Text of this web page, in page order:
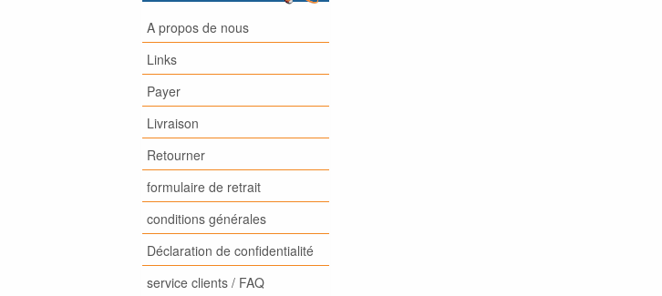
A propos de nous
Links
Payer
Livraison
Retourner
formulaire de retrait
conditions générales
Déclaration de confidentialité
service clients / FAQ